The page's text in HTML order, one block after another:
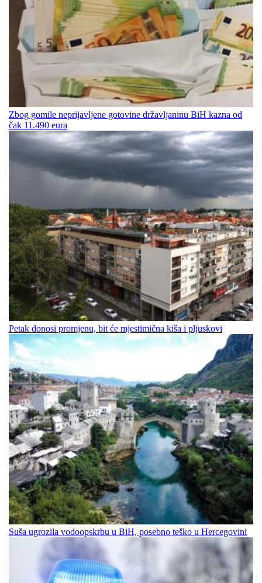
Zbog gomile neprijavljene gotovine državljaninu BiH kazna od
čak 11.490 eura
Petak donosi promjenu, bit će mjestimična kiša i pljuskovi
Suša ugrozila vodoopskrbu u BiH, posebno teško u Hercegovini